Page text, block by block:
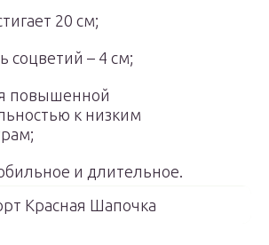
20 см;
соцветий – 4 см;
повышенной
к низким
и длительное.
Красная Шапочка